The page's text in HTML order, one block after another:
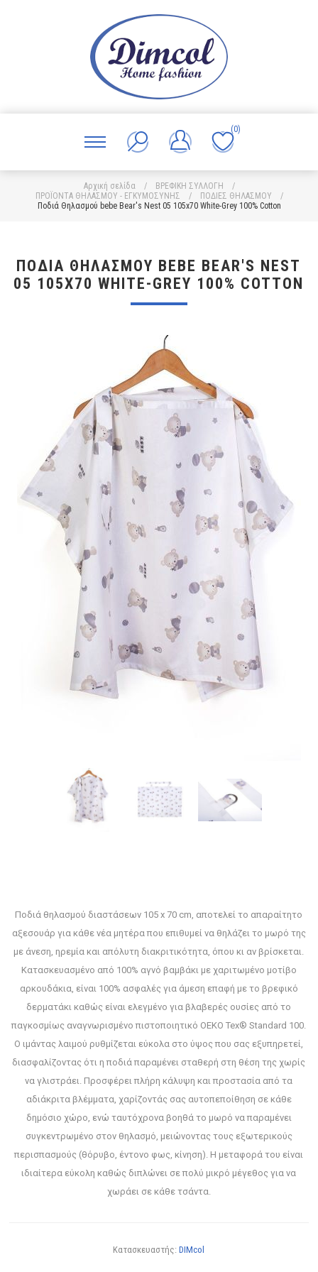
(0)
Αρχική σελίδα / ΒΡΕΦΙΚΗ ΣΥΛΛΟΓΗ
/
ΠΡΟΪΟΝΤΑ ΘΗΛΑΣΜΟΥ - ΕΓΚΥΜΟΣΥΝΗΣ
/ ΠΟΔΙΕΣ ΘΗΛΑΣΜΟΥ
/
Ποδιά Θηλασμού bebe Bear's Nest 05 105x70 White-Grey 100% Cotton
ΠΟΔΙΆ ΘΗΛΑΣΜΟΎ BEBE BEAR'S NEST
05 105X70 WHITE-GREY 100% COTTON
Ποδιά θηλασμού διαστάσεων 105 x 70 cm, αποτελεί το απαραίτητο
αξεσουάρ για κάθε νέα μητέρα που επιθυμεί να θηλάζει το μωρό της
με άνεση, ηρεμία και απόλυτη διακριτικότητα, όπου κι αν βρίσκεται.
Κατασκευασμένο από 100% αγνό βαμβάκι με χαριτωμένο μοτίβο
αρκουδάκια, είναι 100% ασφαλές για άμεση επαφή με το βρεφικό
δερματάκι καθώς είναι ελεγμένο για βλαβερές ουσίες από το
παγκοσμίως αναγνωρισμένο πιστοποιητικό OEKO Tex® Standard 100.
Ο ιμάντας λαιμού ρυθμίζεται εύκολα στο ύψος που σας εξυπηρετεί,
διασφαλίζοντας ότι η ποδιά παραμένει σταθερή στη θέση της χωρίς
να γλιστράει. Προσφέρει πλήρη κάλυψη και προστασία από τα
αδιάκριτα βλέμματα, χαρίζοντάς σας αυτοπεποίθηση σε κάθε
δημόσιο χώρο, ενώ ταυτόχρονα βοηθά το μωρό να παραμένει
συγκεντρωμένο στον θηλασμό, μειώνοντας τους εξωτερικούς
περισπασμούς (θόρυβο, έντονο φως, κίνηση). Η μεταφορά του είναι
ιδιαίτερα εύκολη καθώς διπλώνει σε πολύ μικρό μέγεθος για να
χωράει σε κάθε τσάντα.
Κατασκευαστής: DIMcol